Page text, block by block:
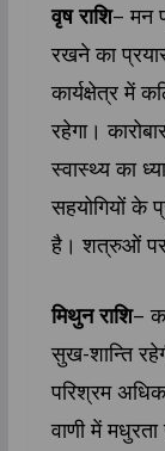
वृष राशि– मन
रखने का
कार्यक्षेत्र में
रहेगा।
स्वास्थ्‍य का
सहयोगि‍यों के
है। शत्रुओं पर
मिथुन राशि–
सुख-शान्ति‍
परिश्रम
वाणी में